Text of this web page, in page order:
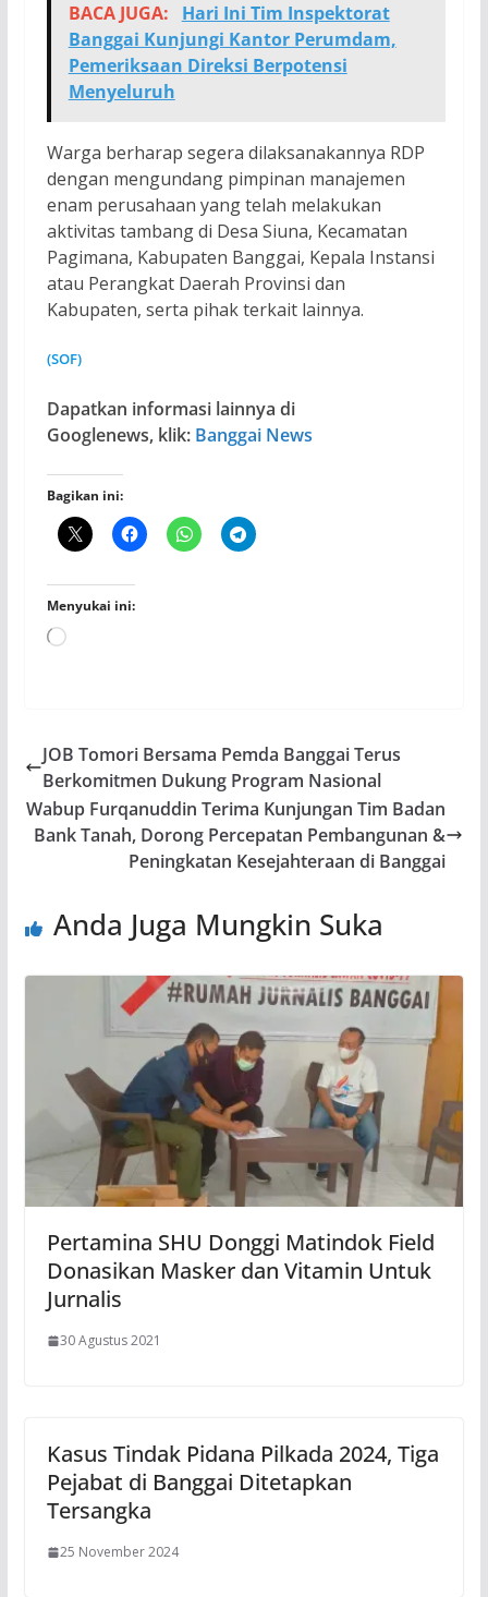
BACA JUGA:
Hari Ini Tim Inspektorat
Banggai Kunjungi Kantor Perumdam,
Pemeriksaan Direksi Berpotensi
Menyeluruh
Warga berharap segera dilaksanakannya RDP
dengan mengundang pimpinan manajemen
enam perusahaan yang telah melakukan
aktivitas tambang di Desa Siuna, Kecamatan
Pagimana, Kabupaten Banggai, Kepala Instansi
atau Perangkat Daerah Provinsi dan
Kabupaten, serta pihak terkait lainnya.
(SOF)
Dapatkan informasi lainnya di
Googlenews, klik: Banggai News
Bagikan ini:
Menyukai ini:
Memuat...
JOB Tomori Bersama Pemda Banggai Terus
Berkomitmen Dukung Program Nasional
Wabup Furqanuddin Terima Kunjungan Tim Badan
Bank Tanah, Dorong Percepatan Pembangunan &
Peningkatan Kesejahteraan di Banggai
Anda Juga Mungkin Suka
Pertamina SHU Donggi Matindok Field
Donasikan Masker dan Vitamin Untuk
Jurnalis
30 Agustus 2021
Kasus Tindak Pidana Pilkada 2024, Tiga
Pejabat di Banggai Ditetapkan
Tersangka
25 November 2024